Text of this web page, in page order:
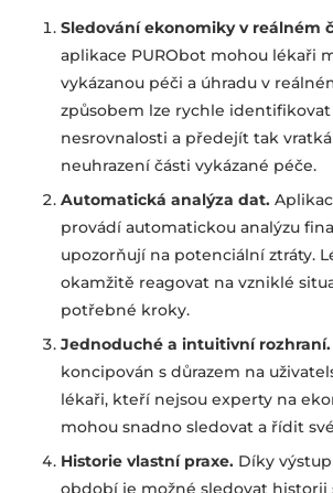
Sledování ekonomiky v reálném
aplikace PURObot mohou lékaři
vykázanou péči a úhradu v
způsobem lze rychle
nesrovnalosti a předejít tak
neuhrazení části vykázané péče.
Automatická analýza dat.
provádí automatickou analýzu
upozorňují na potenciální ztráty.
okamžitě reagovat na vzniklé
potřebné kroky.
Jednoduché a intuitivní rozhraní.
koncipován s důrazem na
lékaři, kteří nejsou experty na
mohou snadno sledovat a řídit
Historie vlastní praxe. Díky
období je možné sledovat historii